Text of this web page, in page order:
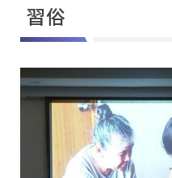
習俗